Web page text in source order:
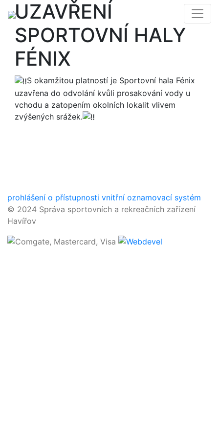
UZAVŘENÍ
SPORTOVNÍ HALY
FÉNIX
S okamžitou platností je Sportovní hala Fénix
uzavřena do odvolání kvůli prosakování vody u
vchodu a zatopením okolních lokalit vlivem
zvýšených srážek.
prohlášení o přístupnosti vnitřní oznamovací systém
© 2024 Správa sportovních a rekreačních zařízení
Havířov